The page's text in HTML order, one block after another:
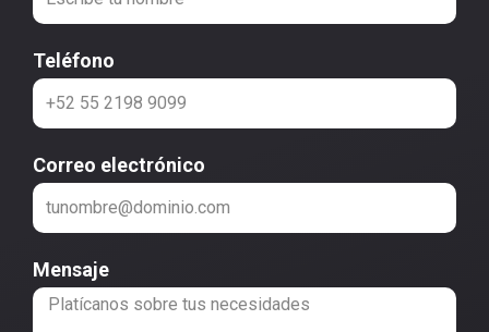
Teléfono
Correo electrónico
Mensaje